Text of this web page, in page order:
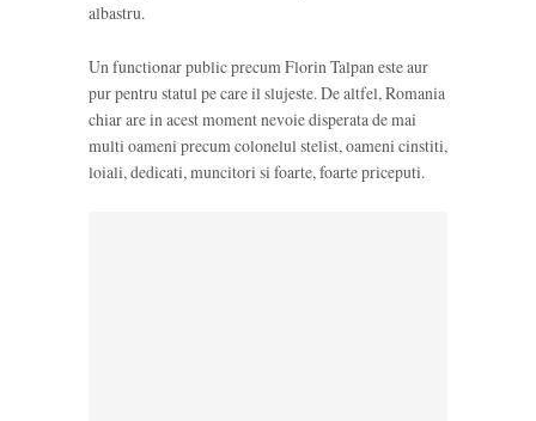
albastru.
Un functionar public precum Florin Talpan este aur
pur pentru statul pe care il slujeste. De altfel, Romania
chiar are in acest moment nevoie disperata de mai
multi oameni precum colonelul stelist, oameni cinstiti,
loiali, dedicati, muncitori si foarte, foarte priceputi.